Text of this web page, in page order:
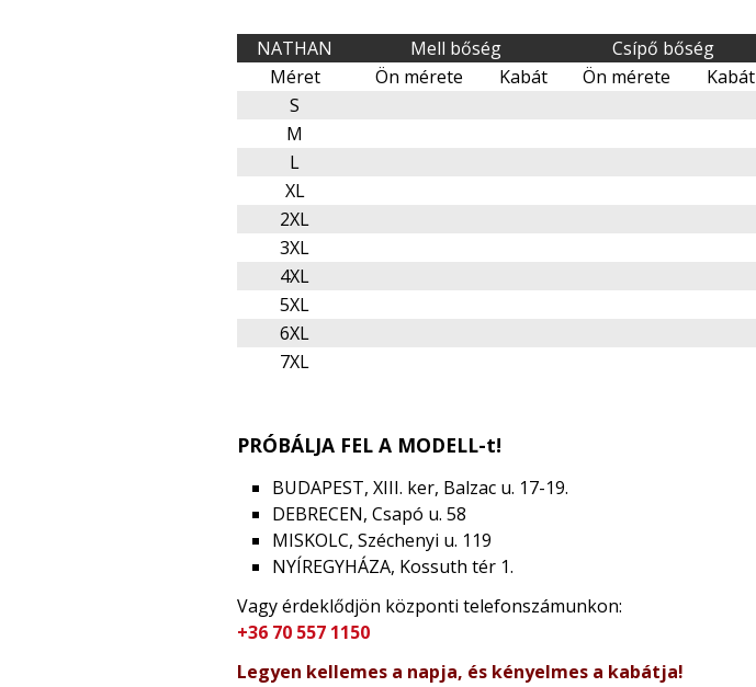
NATHAN Mell bőség Csípő bőség
Méret
Ön mérete Kabát Ön mérete Kabát
S
M
L
XL
2XL
3XL
4XL
5XL
6XL
7XL
PRÓBÁLJA FEL A MODELL-t!
BUDAPEST, XIII. ker, Balzac u. 17-19.
DEBRECEN, Csapó u. 58
MISKOLC, Széchenyi u. 119
NYÍREGYHÁZA, Kossuth tér 1.
Vagy érdeklődjön központi telefonszámunkon:
+36 70 557 1150
Legyen kellemes a napja, és kényelmes a kabátja!